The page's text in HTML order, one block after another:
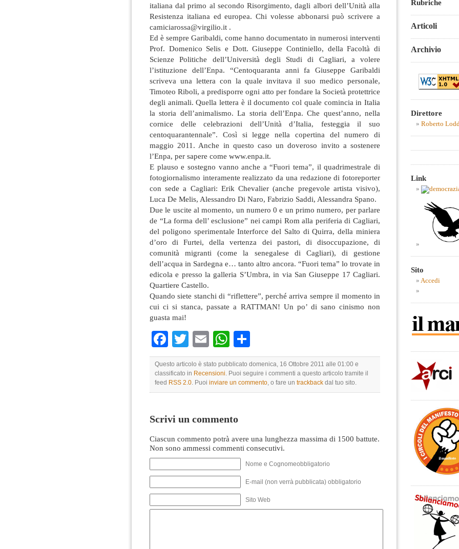
italiana dal primo al secondo Risorgimento, dagli albori dell’Unità alla
Resistenza italiana ed europea. Chi volesse abbonarsi può scrivere a
camiciarossa@virgilio.it .
Ed è sempre Garibaldi, come hanno documentato in numerosi interventi
Prof. Domenico Selis e Dott. Giuseppe Continiello, della Facoltà di
Scienze Politiche dell’Università degli Studi di Cagliari, a volere
l’istituzione dell’Enpa. “Centoquaranta anni fa Giuseppe Garibaldi
scriveva una lettera con la quale invitava il suo medico personale,
Timoteo Riboli, a predisporre ogni atto per fondare la Società protettrice
degli animali. Quella lettera è il documento col quale comincia in Italia
la storia dell’animalismo. La storia dell’Enpa. Che quest’anno, nella
cornice delle celebrazioni dell’Unità d’Italia, festeggia il suo
centoquarantennale”. Così si legge nella copertina del numero di
maggio 2011. Anche in questo caso un doveroso invito a sostenere
l’Enpa, per sapere come www.enpa.it.
E plauso e sostegno vanno anche a “Fuori tema”, il quadrimestrale di
fotogiornalismo interamente realizzato da una redazione di fotoreporter
con sede a Cagliari: Erik Chevalier (anche pregevole artista visivo),
Luca De Melis, Alessandro Di Naro, Fabrizio Saddi, Alessandra Spano.
Due le uscite al momento, un numero 0 e un primo numero, per parlare
de “La forma dell’ esclusione” nei campi Rom alla periferia di Cagliari,
del poligono sperimentale Interforce del Salto di Quirra, della miniera
d’oro di Furtei, della vertenza dei pastori, di disoccupazione, di
comunità migranti (come la senegalese di Cagliari), di gestione
dell’acqua in Sardegna e… tanto altro ancora. “Fuori tema” lo trovate in
edicola e presso la galleria S’Umbra, in via San Giuseppe 17 Cagliari.
Quartiere Castello.
Quando siete stanchi di “riflettere”, perché arriva sempre il momento in
cui ci si stanca, passate a RATTMAN! Un po’ di sano cinismo non
guasta mai!
Facebook
TwitterEmailWhatsApp
Questo articolo è stato pubblicato domenica, 16 Ottobre 2011 alle 01:00 e
classificato in Recensioni. Puoi seguire i commenti a questo articolo tramite il
feed RSS 2.0. Puoi inviare un commento, o fare un trackback dal tuo sito.
Scrivi un commento
Ciascun commento potrà avere una lunghezza massima di 1500 battute.
Non sono ammessi commenti consecutivi.
Nome e Cognomeobbligatorio
E-mail (non verrà pubblicata) obbligatorio
Sito Web
Rubriche
Articoli
Archivio
Direttore
Roberto
Link
Sito
Accedi